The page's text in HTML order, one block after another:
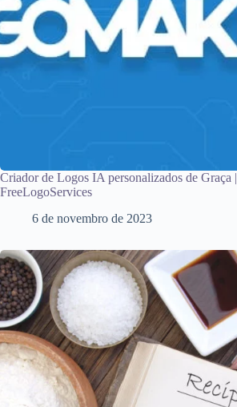
Criador de Logos IA personalizados de Graça |
FreeLogoServices
6 de novembro de 2023